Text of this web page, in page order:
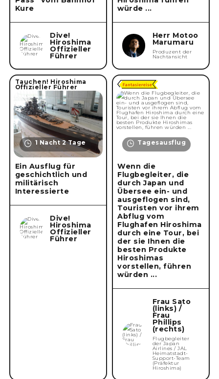
Kure
Dive!
Hiroshima
Offizieller
Führer
würde ...
Herr Motoo
Marumaru
Produzent der
Nachtansicht
Tauchen! Hiroshima
Offizieller Führer
1 Nacht 2 Tage
Ein Ausflug für
geschichtlich und
militärisch
Interessierte
Dive!
Hiroshima
Offizieller
Führer
Tagesausflug
Wenn die
Flugbegleiter, die
durch Japan und
Übersee ein- und
ausgeflogen sind,
Touristen vor ihrem
Abflug vom
Flughafen Hiroshima
durch eine Tour, bei
der sie Ihnen die
besten Produkte
Hiroshimas
vorstellen, führen
würden ...
Frau Sato
(links) /
Frau
Phillips
(rechts)
Flugbegleiter
der Japan
Airlines / JAL
Heimatstadt-
Support-Team
(Präfektur
Hiroshima)